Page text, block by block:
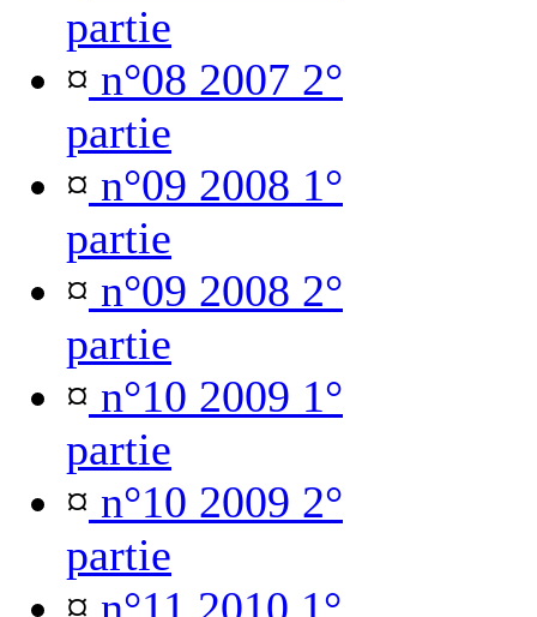
partie
¤ n°08 2007 2°
partie
¤ n°09 2008 1°
partie
¤ n°09 2008 2°
partie
¤ n°10 2009 1°
partie
¤ n°10 2009 2°
partie